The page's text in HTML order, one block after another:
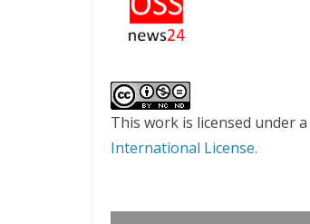
This work is licensed under a
International License.